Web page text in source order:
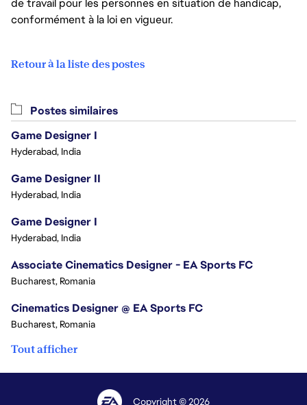
de travail pour les personnes en situation de handicap,
conformément à la loi en vigueur.
Retour à la liste des postes
Postes similaires
Game Designer I
Hyderabad, India
Game Designer II
Hyderabad, India
Game Designer I
Hyderabad, India
Associate Cinematics Designer - EA Sports FC
Bucharest, Romania
Cinematics Designer @ EA Sports FC
Bucharest, Romania
Tout afficher
Copyright © 2026